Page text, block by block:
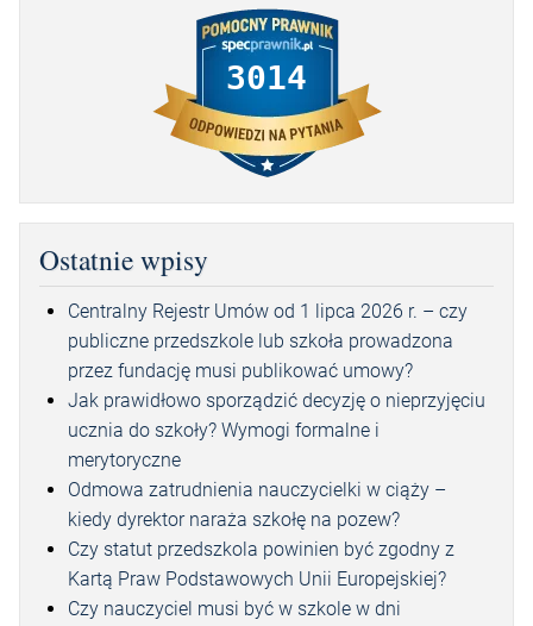
3014
Ostatnie wpisy
Centralny Rejestr Umów od 1 lipca 2026 r. – czy
publiczne przedszkole lub szkoła prowadzona
przez fundację musi publikować umowy?
Jak prawidłowo sporządzić decyzję o nieprzyjęciu
ucznia do szkoły? Wymogi formalne i
merytoryczne
Odmowa zatrudnienia nauczycielki w ciąży –
kiedy dyrektor naraża szkołę na pozew?
Czy statut przedszkola powinien być zgodny z
Kartą Praw Podstawowych Unii Europejskiej?
Czy nauczyciel musi być w szkole w dni